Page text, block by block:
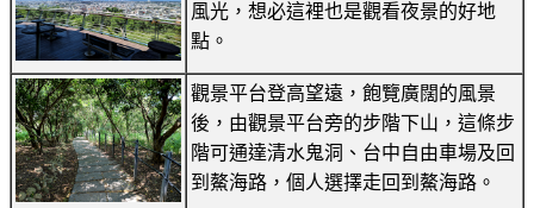
風光，想必這裡也是觀看夜景的好地
點。
觀景平台登高望遠，飽覽廣闊的風景
後，由觀景平台旁的步階下山，這條步
階可通達清水鬼洞、台中自由車場及回
到鰲海路，個人選擇走回到鰲海路。